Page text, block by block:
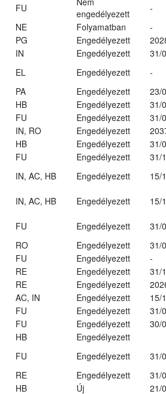
FU
engedélyezett
-
NE Folyamatban
-
PG Engedélyezett
IN Engedélyezett
31/
EL Engedélyezett
-
PA Engedélyezett
23/
HB Engedélyezett
31/
FU Engedélyezett
31/
IN, RO Engedélyezett
HB Engedélyezett
31/
FU Engedélyezett
31/
IN, AC, HB Engedélyezett
15/
IN, AC, HB Engedélyezett
15/
FU Engedélyezett
31/
RO Engedélyezett
31/
FU Engedélyezett
-
RE Engedélyezett
31/
RE Engedélyezett
AC, IN Engedélyezett
15/
FU Engedélyezett
31/
FU Engedélyezett
30/
HB
Engedélyezett
FU Engedélyezett
31/
RE Engedélyezett
31/
HB Új 21/